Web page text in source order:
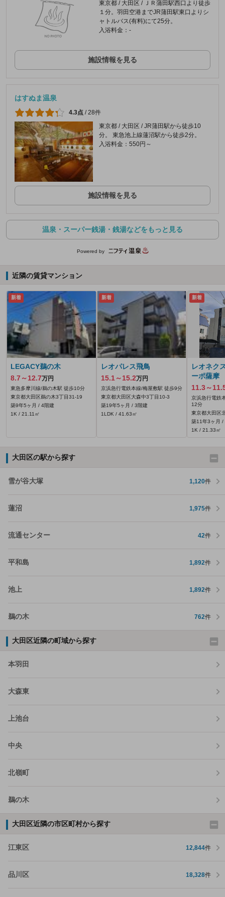
東京都 / 大田区 / ＪＲ蒲田駅西口より徒歩
１分。羽田空港までJR蒲田駅東口よりシ
ャトルバス(有料)にて25分。
入浴料金：-
施設情報を見る
はすぬま温泉
4.3点 /28件
東京都 / 大田区 / JR蒲田駅から徒歩10
分。 東急池上線蓮沼駅から徒歩2分。
入浴料金：550円～
施設情報を見る
温泉・スーパー銭湯・銭湯などをもっと見る
Powered by
近隣の賃貸マンション
新着
LEGACY鵜の木
8.7～12.7万円
東急多摩川線/鵜の木駅 徒歩10分
東京都大田区鵜の木3丁目31-19
築9年5ヶ月 / 4階建
1K / 21.11㎡
新着
レオパレス飛鳥
15.1～15.2万円
京浜急行電鉄本線/梅屋敷駅 徒歩9分
東京都大田区大森中3丁目10-3
築19年5ヶ月 / 3階建
1LDK / 41.63㎡
新着
レオネク
ーポ薩摩
11.3～
京浜急行電鉄
12分
東京都大田区
築11年3ヶ月 /
1K / 21.33㎡
大田区の駅から探す
雪が谷大塚 1,120件
蓮沼 1,975件
流通センター 42件
平和島 1,892件
池上 1,892件
鵜の木 762件
大田区近隣の町域から探す
本羽田
大森東
上池台
中央
北嶺町
鵜の木
大田区近隣の市区町村から探す
江東区 12,844件
品川区 18,328件